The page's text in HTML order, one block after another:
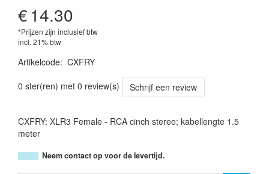
€14.30
*Prijzen zijn inclusief btw
incl. 21% btw
Artikelcode: CXFRY
0 ster(ren) met 0 review(s)
Schrijf een review
CXFRY: XLR3 Female - RCA cinch stereo; kabellengte 1.5
meter
Neem contact op voor de levertijd.